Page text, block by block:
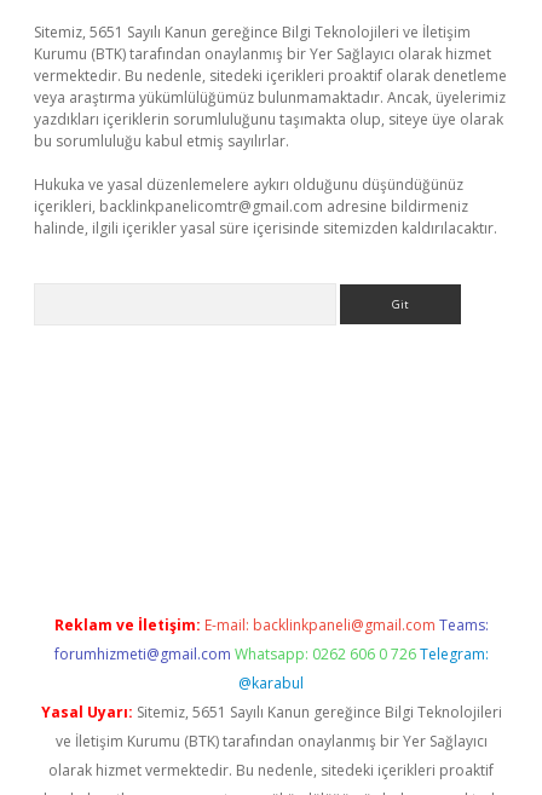
Sitemiz, 5651 Sayılı Kanun gereğince Bilgi Teknolojileri ve İletişim
Kurumu (BTK) tarafından onaylanmış bir Yer Sağlayıcı olarak hizmet
vermektedir. Bu nedenle, sitedeki içerikleri proaktif olarak denetleme
veya araştırma yükümlülüğümüz bulunmamaktadır. Ancak, üyelerimiz
yazdıkları içeriklerin sorumluluğunu taşımakta olup, siteye üye olarak
bu sorumluluğu kabul etmiş sayılırlar.
Hukuka ve yasal düzenlemelere aykırı olduğunu düşündüğünüz
içerikleri, backlinkpanelicomtr@gmail.com adresine bildirmeniz
halinde, ilgili içerikler yasal süre içerisinde sitemizden kaldırılacaktır.
Reklam ve İletişim: E-mail: backlinkpaneli@gmail.com Teams:
forumhizmeti@gmail.com Whatsapp: 0262 606 0 726 Telegram:
@karabul
Yasal Uyarı: Sitemiz, 5651 Sayılı Kanun gereğince Bilgi Teknolojileri
ve İletişim Kurumu (BTK) tarafından onaylanmış bir Yer Sağlayıcı
olarak hizmet vermektedir. Bu nedenle, sitedeki içerikleri proaktif